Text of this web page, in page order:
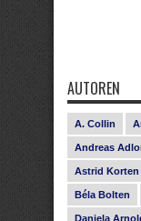
AUTOREN
A. Collin
Andreas
Astrid Korten
Béla Bolten
Daniela